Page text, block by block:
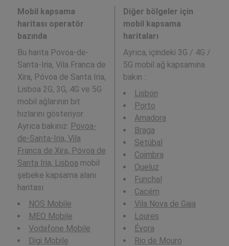
Mobil kapsama
haritası operatör
bazında
Bu harita Povoa-de-
Santa-Iria, Vila Franca de
Xira, Póvoa de Santa Iria,
Lisboa 2G, 3G, 4G ve 5G
mobil ağlarının bit
hızlarını gösteriyor.
Ayrıca bakınız: Povoa-
de-Santa-Iria, Vila
Franca de Xira, Póvoa de
Santa Iria, Lisboa mobil
şebeke kapsama alanı
haritası
NOS Mobile
MEO Mobile
Vodafone Mobile
Digi Mobile
Diğer bölgeler için
mobil kapsama
haritaları
Ayrıca, içindeki 3G / 4G /
5G mobil ağ kapsamına
bakın :
Lisbon
Porto
Amadora
Braga
Setúbal
Coimbra
Queluz
Funchal
Cacém
Vila Nova de Gaia
Loures
Évora
Rio de Mouro